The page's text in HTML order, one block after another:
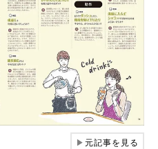
▶元記事を見る